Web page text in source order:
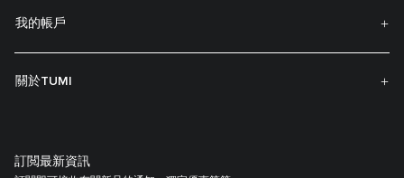
我的帳戶
關於TUMI
訂閲最新資訊